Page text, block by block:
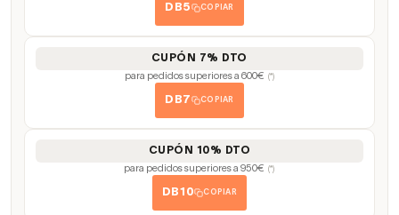
DB5 COPIAR
CUPÓN 7% DTO
para pedidos superiores a 600€ (*)
DB7 COPIAR
CUPÓN 10% DTO
para pedidos superiores a 950€ (*)
DB10 COPIAR